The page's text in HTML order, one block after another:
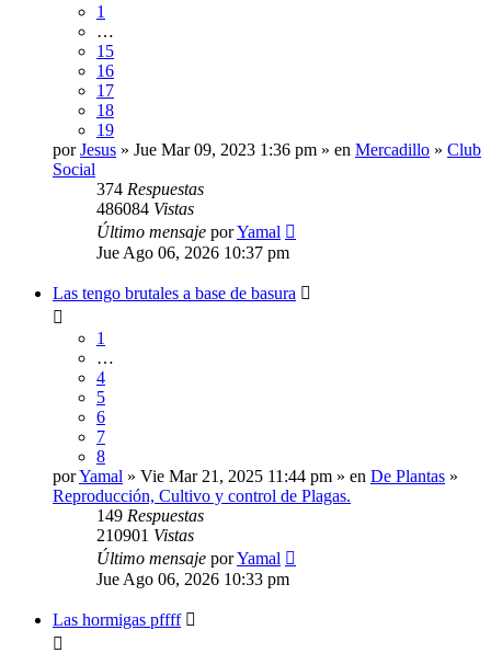
1
…
15
16
17
18
19
porJesus » Jue Mar 09, 2023 1:36 pm » en Mercadillo » Club
Social
374 Respuestas
486084 Vistas
Último mensaje porYamal
Jue Ago 06, 2026 10:37 pm
Las tengo brutales a base de basura
1
…
4
5
6
7
8
porYamal » Vie Mar 21, 2025 11:44 pm » en De Plantas »
Reproducción, Cultivo y control de Plagas.
149 Respuestas
210901 Vistas
Último mensaje porYamal
Jue Ago 06, 2026 10:33 pm
Las hormigas pffff